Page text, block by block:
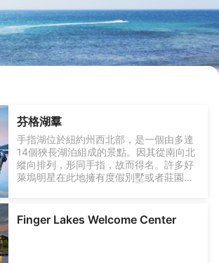
芬格湖羣
手指湖位於紐約州西北部，是一個由多達
14個狹長湖泊組成的景點。因其從南向北
縱向排列，形同手指，故而得名。許多好
萊塢明星在此地擁有度假別墅或者莊園。
野的紅葉與蔚藍的湖水相互呼應，令人陶
醉。
Finger Lakes Welcome Center